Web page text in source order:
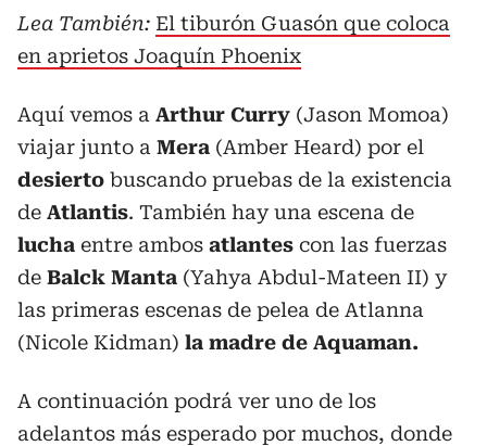
Lea También: El tiburón Guasón que coloca
en aprietos Joaquín Phoenix
Aquí vemos a Arthur Curry (Jason Momoa)
viajar junto a Mera (Amber Heard) por el
desierto buscando pruebas de la existencia
de Atlantis. También hay una escena de
lucha entre ambos atlantes con las fuerzas
de Balck Manta (Yahya Abdul-Mateen II) y
las primeras escenas de pelea de Atlanna
(Nicole Kidman) la madre de Aquaman.
A continuación podrá ver uno de los
adelantos más esperado por muchos, donde